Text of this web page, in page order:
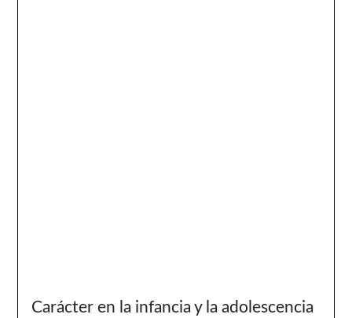
Carácter en la infancia y la adolescencia